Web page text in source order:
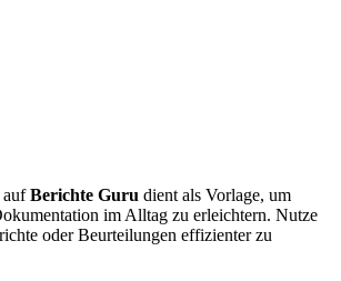
aufBerichte Guru dient als Vorlage, um
im Alltag zu erleichtern. Nutze
oder Beurteilungen effizienter zu